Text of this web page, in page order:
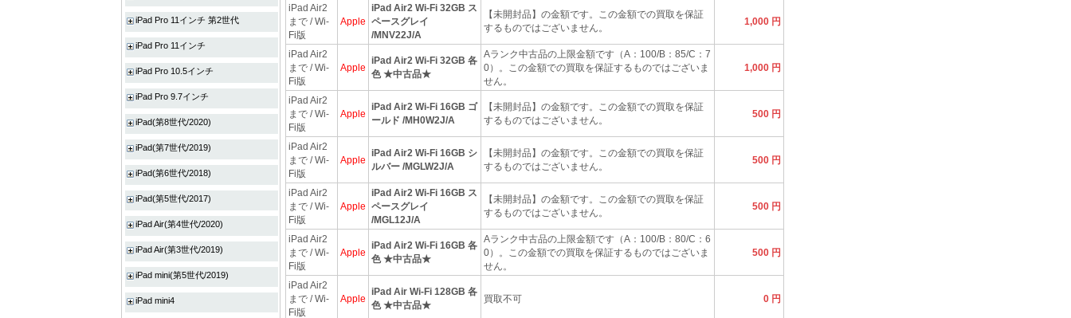
iPad Air2
まで / Wi-
Fi版
Apple
iPad Air2 Wi-Fi 32GB ス
ペースグレイ
/MNV22J/A
【未開封品】の金額です。この金額での買取を保証
するものではございません。
1,000 円
iPad Air2
まで / Wi-
Fi版
Apple
iPad Air2 Wi-Fi 32GB 各
色 ★中古品★
Aランク中古品の上限金額です（A：100/B：85/C：7
0）。この金額での買取を保証するものではございま
せん。
1,000 円
iPad Air2
まで / Wi-
Fi版
Apple
iPad Air2 Wi-Fi 16GB ゴ
ールド /MH0W2J/A
【未開封品】の金額です。この金額での買取を保証
するものではございません。
500 円
iPad Air2
まで / Wi-
Fi版
Apple
iPad Air2 Wi-Fi 16GB シ
ルバー /MGLW2J/A
【未開封品】の金額です。この金額での買取を保証
するものではございません。
500 円
iPad Air2
まで / Wi-
Fi版
Apple
iPad Air2 Wi-Fi 16GB ス
ペースグレイ
/MGL12J/A
【未開封品】の金額です。この金額での買取を保証
するものではございません。
500 円
iPad Air2
まで / Wi-
Fi版
Apple
iPad Air2 Wi-Fi 16GB 各
色 ★中古品★
Aランク中古品の上限金額です（A：100/B：80/C：6
0）。この金額での買取を保証するものではございま
せん。
500 円
iPad Air2
まで / Wi-
Fi版
Apple
iPad Air Wi-Fi 128GB 各
色 ★中古品★
買取不可 0 円
iPad Pro 11インチ 第2世代
iPad Pro 11インチ
iPad Pro 10.5インチ
iPad Pro 9.7インチ
iPad(第8世代/2020)
iPad(第7世代/2019)
iPad(第6世代/2018)
iPad(第5世代/2017)
iPad Air(第4世代/2020)
iPad Air(第3世代/2019)
iPad mini(第5世代/2019)
iPad mini4